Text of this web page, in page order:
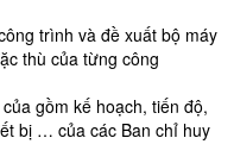
trình và đề xuất bộ máy
thù của từng công
gồm kế hoạch, tiến độ,
bị … của các Ban chỉ huy